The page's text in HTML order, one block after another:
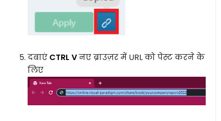
दबाएं CTRL Vनए ब्राउज़र में URL को पेस्ट करने के
लिए